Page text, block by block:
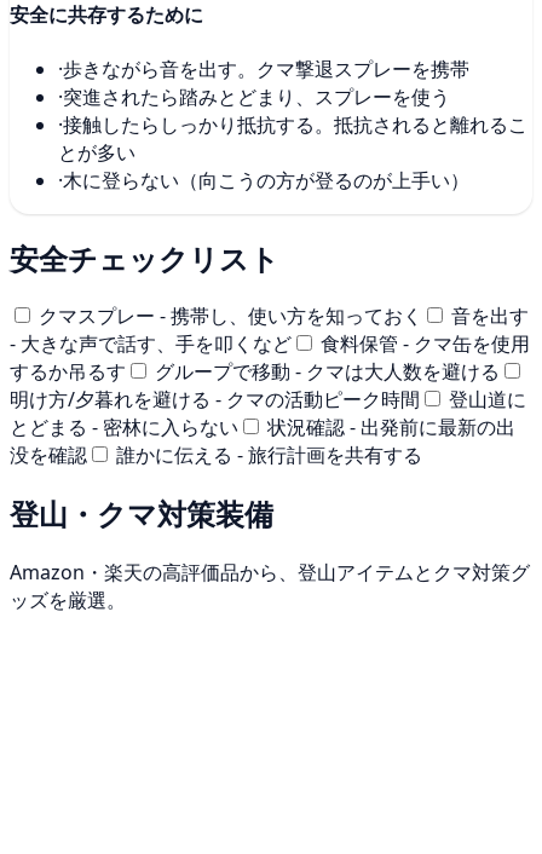
安全に共存するために
·歩きながら音を出す。クマ撃退スプレーを携帯
·突進されたら踏みとどまり、スプレーを使う
·接触したらしっかり抵抗する。抵抗されると離れるこ
とが多い
·木に登らない（向こうの方が登るのが上手い）
安全チェックリスト
クマスプレー - 携帯し、使い方を知っておく
音を出す
- 大きな声で話す、手を叩くなど
食料保管 - クマ缶を使用
するか吊るす
グループで移動 - クマは大人数を避ける
明け方/夕暮れを避ける - クマの活動ピーク時間
登山道に
とどまる - 密林に入らない
状況確認 - 出発前に最新の出
没を確認
誰かに伝える - 旅行計画を共有する
登山・クマ対策装備
Amazon・楽天の高評価品から、登山アイテムとクマ対策グ
ッズを厳選。